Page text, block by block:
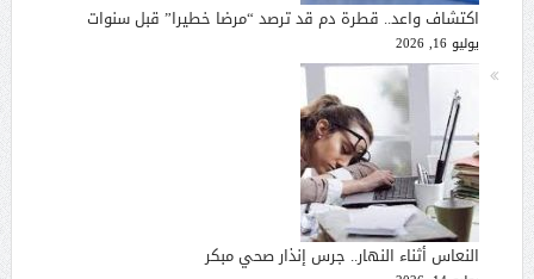
اكتشاف واعد.. قطرة دم قد ترصد “مرضا خطيرا” قبل سنوات
يوليو 16, 2026
النعاس أثناء النهار.. جرس إنذار صحي مبكر